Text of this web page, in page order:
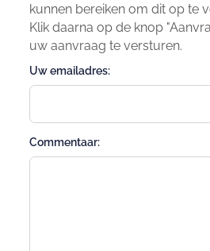
kunnen bereiken om dit op te
Klik daarna op de knop
uw aanvraag te versturen.
Uw emailadres:
Commentaar: